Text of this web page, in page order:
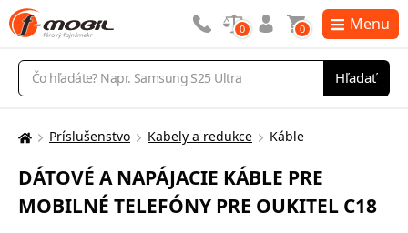
Vyhľadávanie
Hľadať
0 0 Menu
Tu
nachádzate:
Príslušenstvo Kabely a redukce Káble
DÁTOVÉ A NAPÁJACIE KÁBLE PRE
MOBILNÉ TELEFÓNY PRE OUKITEL C18